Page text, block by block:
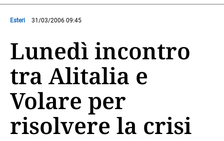
Esteri 31/03/2006 09:45
Lunedì incontro
tra Alitalia e
Volare per
risolvere la crisi